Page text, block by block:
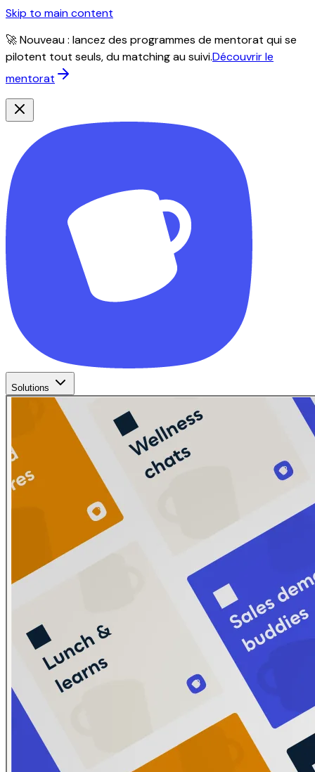
Skip to main content
🚀 Nouveau : lancez des programmes de mentorat qui se
pilotent tout seuls, du matching au suivi.Découvrir le
mentorat
Solutions